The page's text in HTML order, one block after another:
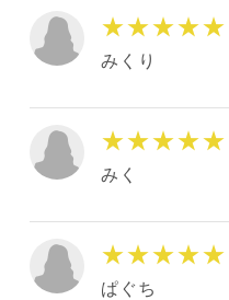
★★★★★
みくり
★★★★★
みく
★★★★★
ぱぐち